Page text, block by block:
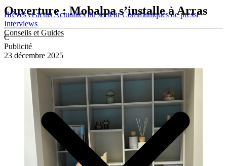
Brèves et actusActualités du secteurCommuniqués de presse
Interviews
Conseils et Guides
Ouverture : Mobalpa s’installe à Arras
C
Publicité
23 décembre 2025